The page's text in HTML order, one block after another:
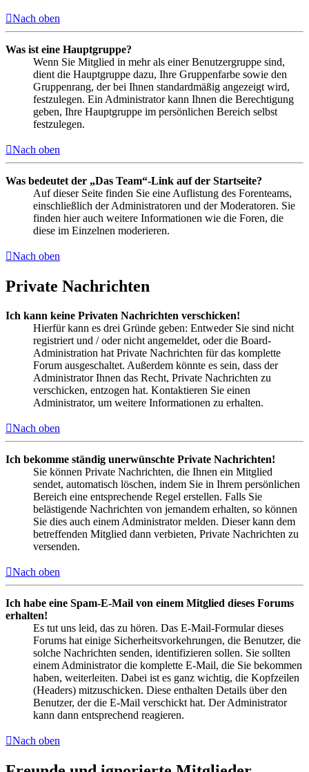
Nach oben
Was ist eine Hauptgruppe?
Wenn Sie Mitglied in mehr als einer Benutzergruppe sind,
dient die Hauptgruppe dazu, Ihre Gruppenfarbe sowie den
Gruppenrang, der bei Ihnen standardmäßig angezeigt wird,
festzulegen. Ein Administrator kann Ihnen die Berechtigung
geben, Ihre Hauptgruppe im persönlichen Bereich selbst
festzulegen.
Nach oben
Was bedeutet der „Das Team“-Link auf der Startseite?
Auf dieser Seite finden Sie eine Auflistung des Forenteams,
einschließlich der Administratoren und der Moderatoren. Sie
finden hier auch weitere Informationen wie die Foren, die
diese im Einzelnen moderieren.
Nach oben
Private Nachrichten
Ich kann keine Privaten Nachrichten verschicken!
Hierfür kann es drei Gründe geben: Entweder Sie sind nicht
registriert und / oder nicht angemeldet, oder die Board-
Administration hat Private Nachrichten für das komplette
Forum ausgeschaltet. Außerdem könnte es sein, dass der
Administrator Ihnen das Recht, Private Nachrichten zu
verschicken, entzogen hat. Kontaktieren Sie einen
Administrator, um weitere Informationen zu erhalten.
Nach oben
Ich bekomme ständig unerwünschte Private Nachrichten!
Sie können Private Nachrichten, die Ihnen ein Mitglied
sendet, automatisch löschen, indem Sie in Ihrem persönlichen
Bereich eine entsprechende Regel erstellen. Falls Sie
belästigende Nachrichten von jemandem erhalten, so können
Sie dies auch einem Administrator melden. Dieser kann dem
betreffenden Mitglied dann verbieten, Private Nachrichten zu
versenden.
Nach oben
Ich habe eine Spam-E-Mail von einem Mitglied dieses Forums
erhalten!
Es tut uns leid, das zu hören. Das E-Mail-Formular dieses
Forums hat einige Sicherheitsvorkehrungen, die Benutzer, die
solche Nachrichten senden, identifizieren sollen. Sie sollten
einem Administrator die komplette E-Mail, die Sie bekommen
haben, weiterleiten. Dabei ist es ganz wichtig, die Kopfzeilen
(Headers) mitzuschicken. Diese enthalten Details über den
Benutzer, der die E-Mail verschickt hat. Der Administrator
kann dann entsprechend reagieren.
Nach oben